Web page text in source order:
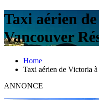
Taxi aérien
Vancouver
Home
Taxi aérien de Victoria
ANNONCE